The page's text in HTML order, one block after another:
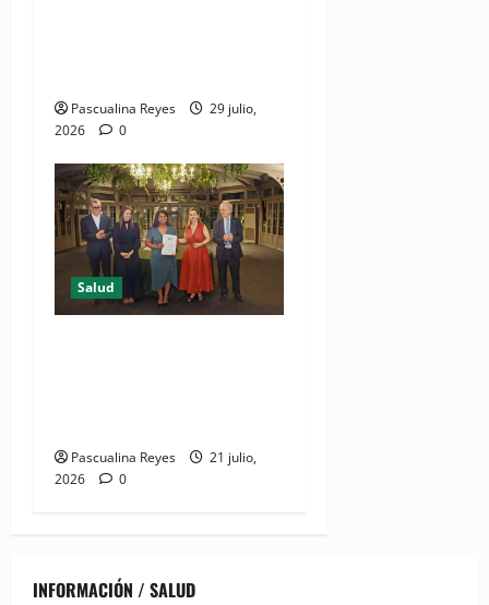
Pascualina Reyes
29 julio,
2026
0
Salud
Pascualina Reyes
21 julio,
2026
0
INFORMACIÓN / SALUD